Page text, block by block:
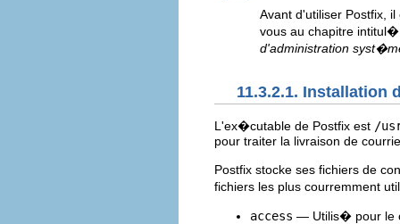
Avant d'utiliser Postfix,
vous au chapitre
d'administration
11.3.2.1. Installation
L'ex�cutable de Postfix est /
pour traiter la livraison de
Postfix stocke ses fichiers de
fichiers les plus courremment
access — Utilis� pour le